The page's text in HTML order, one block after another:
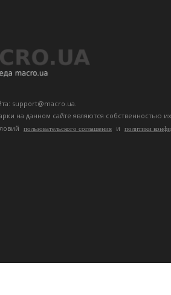
support@macro.ua.
на данном сайте являются собственностью
пользовательского соглашения и политики